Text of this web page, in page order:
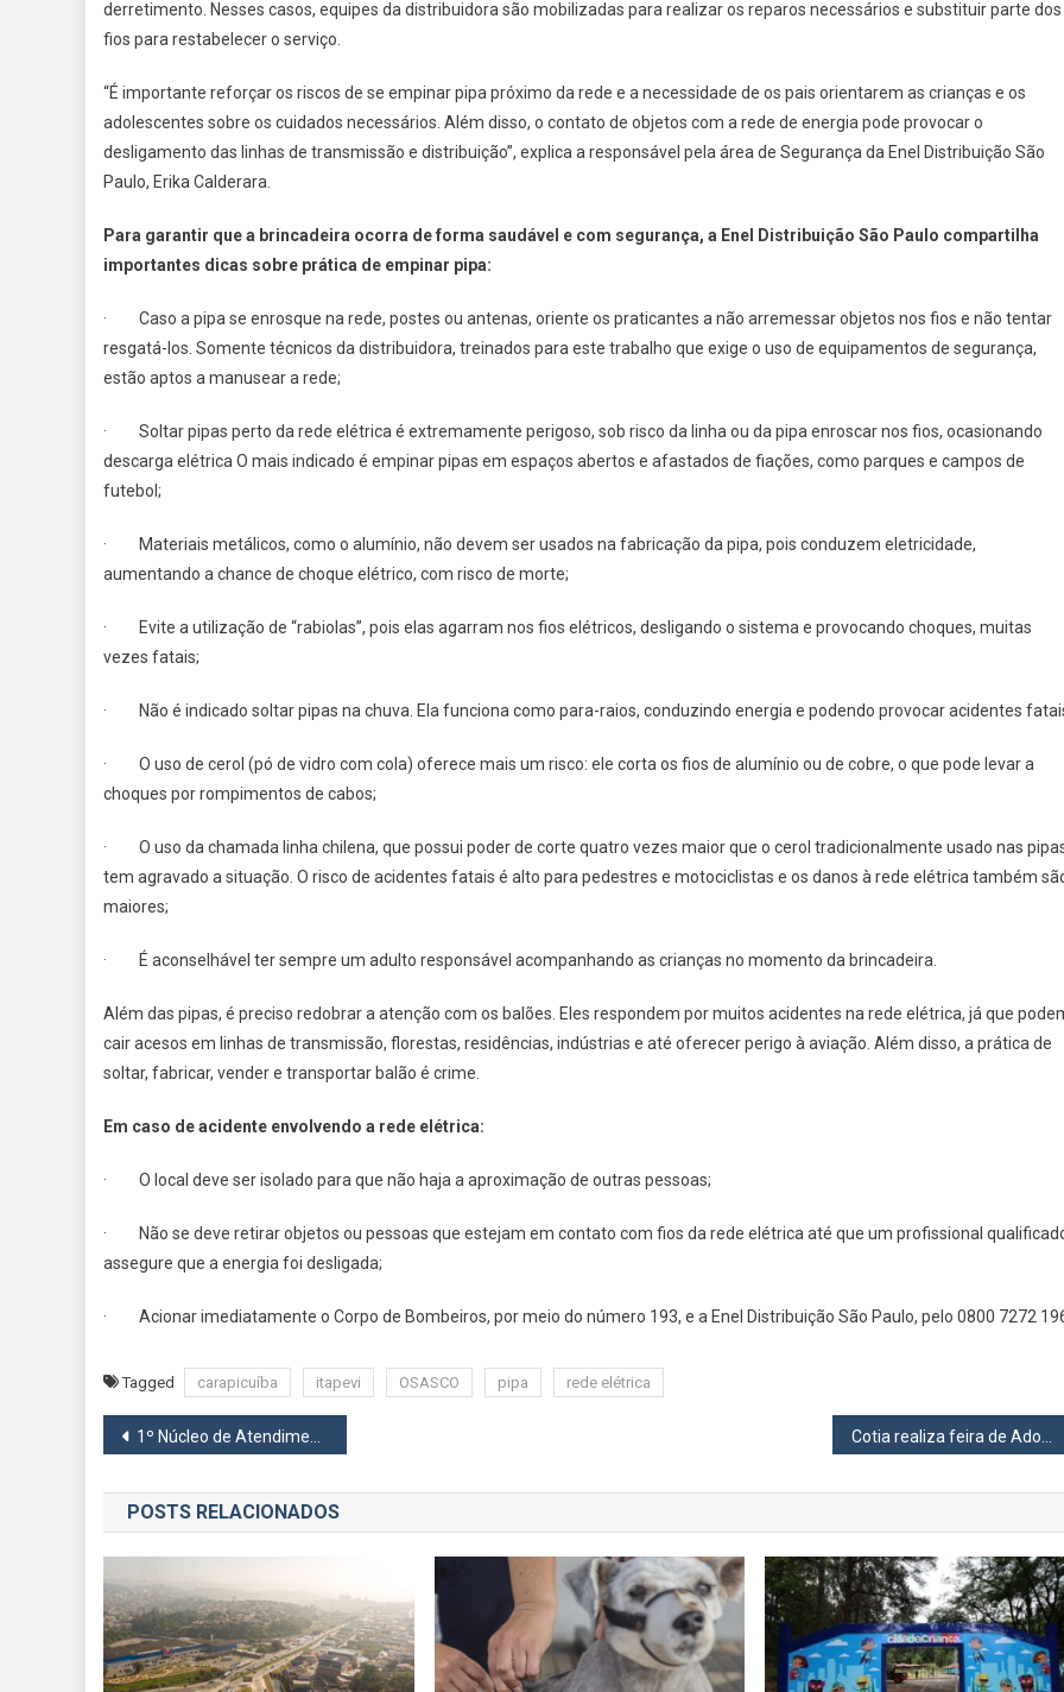
derretimento. Nesses casos, equipes da distribuidora são mobilizadas para realizar os reparos necessários e substituir parte dos
fios para restabelecer o serviço.
“É importante reforçar os riscos de se empinar pipa próximo da rede e a necessidade de os pais orientarem as crianças e os
adolescentes sobre os cuidados necessários. Além disso, o contato de objetos com a rede de energia pode provocar o
desligamento das linhas de transmissão e distribuição”, explica a responsável pela área de Segurança da Enel Distribuição São
Paulo, Erika Calderara.
Para garantir que a brincadeira ocorra de forma saudável e com segurança, a Enel Distribuição São Paulo compartilha
importantes dicas sobre prática de empinar pipa:
· Caso a pipa se enrosque na rede, postes ou antenas, oriente os praticantes a não arremessar objetos nos fios e não tentar
resgatá-los. Somente técnicos da distribuidora, treinados para este trabalho que exige o uso de equipamentos de segurança,
estão aptos a manusear a rede;
· Soltar pipas perto da rede elétrica é extremamente perigoso, sob risco da linha ou da pipa enroscar nos fios, ocasionando
descarga elétrica O mais indicado é empinar pipas em espaços abertos e afastados de fiações, como parques e campos de
futebol;
· Materiais metálicos, como o alumínio, não devem ser usados na fabricação da pipa, pois conduzem eletricidade,
aumentando a chance de choque elétrico, com risco de morte;
· Evite a utilização de “rabiolas”, pois elas agarram nos fios elétricos, desligando o sistema e provocando choques, muitas
vezes fatais;
· Não é indicado soltar pipas na chuva. Ela funciona como para-raios, conduzindo energia e podendo provocar acidentes
· O uso de cerol (pó de vidro com cola) oferece mais um risco: ele corta os fios de alumínio ou de cobre, o que pode levar a
choques por rompimentos de cabos;
· O uso da chamada linha chilena, que possui poder de corte quatro vezes maior que o cerol tradicionalmente usado nas
tem agravado a situação. O risco de acidentes fatais é alto para pedestres e motociclistas e os danos à rede elétrica também
maiores;
· É aconselhável ter sempre um adulto responsável acompanhando as crianças no momento da brincadeira.
Além das pipas, é preciso redobrar a atenção com os balões. Eles respondem por muitos acidentes na rede elétrica, já que
cair acesos em linhas de transmissão, florestas, residências, indústrias e até oferecer perigo à aviação. Além disso, a prática de
soltar, fabricar, vender e transportar balão é crime.
Em caso de acidente envolvendo a rede elétrica:
· O local deve ser isolado para que não haja a aproximação de outras pessoas;
· Não se deve retirar objetos ou pessoas que estejam em contato com fios da rede elétrica até que um profissional
assegure que a energia foi desligada;
· Acionar imediatamente o Corpo de Bombeiros, por meio do número 193, e a Enel Distribuição São Paulo, pelo 0800 7272
Tagged carapicuíba itapevi OSASCO pipa rede elétrica
Navegação
de
Post
1º Núcleo de Atendimento às Pessoas Trans e Travestis da região já está funcionando
POSTS RELACIONADOS